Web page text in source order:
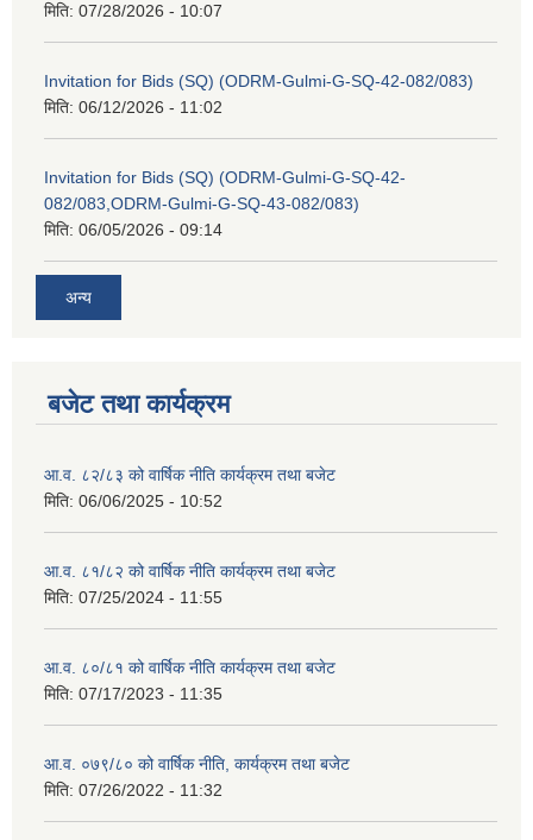
मिति: 07/28/2026 - 10:07
Invitation for Bids (SQ) (ODRM-Gulmi-G-SQ-42-082/083)
मिति: 06/12/2026 - 11:02
Invitation for Bids (SQ) (ODRM-Gulmi-G-SQ-42-
082/083,ODRM-Gulmi-G-SQ-43-082/083)
मिति: 06/05/2026 - 09:14
अन्य
बजेट तथा कार्यक्रम
आ.व. ८२/८३ को वार्षिक नीति कार्यक्रम तथा बजेट
मिति: 06/06/2025 - 10:52
आ.व. ८१/८२ को वार्षिक नीति कार्यक्रम तथा बजेट
मिति: 07/25/2024 - 11:55
आ.व. ८०/८१ को वार्षिक नीति कार्यक्रम तथा बजेट
मिति: 07/17/2023 - 11:35
आ.व. ०७९/८० को वार्षिक नीति, कार्यक्रम तथा बजेट
मिति: 07/26/2022 - 11:32